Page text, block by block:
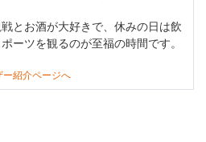
とお酒が大好きで、休みの日は飲
ーツを観るのが至福の時間です。
紹介ページへ